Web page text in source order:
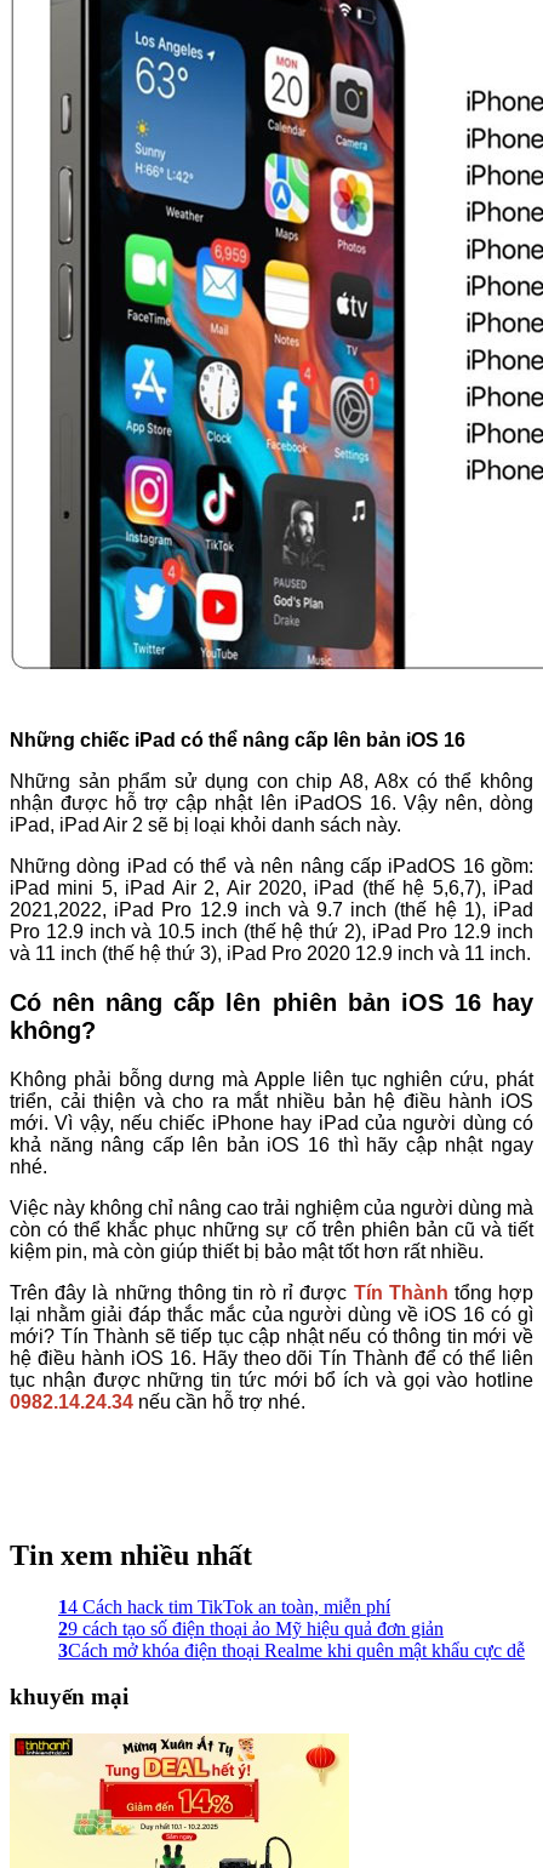
Những chiếc iPad có thể nâng cấp lên bản iOS 16
Những sản phẩm sử dụng con chip A8, A8x có thể không
nhận được hỗ trợ cập nhật lên iPadOS 16. Vậy nên, dòng
iPad, iPad Air 2 sẽ bị loại khỏi danh sách này.
Những dòng iPad có thể và nên nâng cấp iPadOS 16 gồm:
iPad mini 5, iPad Air 2, Air 2020, iPad (thế hệ 5,6,7), iPad
2021,2022, iPad Pro 12.9 inch và 9.7 inch (thế hệ 1), iPad
Pro 12.9 inch và 10.5 inch (thế hệ thứ 2), iPad Pro 12.9 inch
và 11 inch (thế hệ thứ 3), iPad Pro 2020 12.9 inch và 11 inch.
Có nên nâng cấp lên phiên bản iOS 16 hay
không?
Không phải bỗng dưng mà Apple liên tục nghiên cứu, phát
triển, cải thiện và cho ra mắt nhiều bản hệ điều hành iOS
mới. Vì vậy, nếu chiếc iPhone hay iPad của người dùng có
khả năng nâng cấp lên bản iOS 16 thì hãy cập nhật ngay
nhé.
Việc này không chỉ nâng cao trải nghiệm của người dùng mà
còn có thể khắc phục những sự cố trên phiên bản cũ và tiết
kiệm pin, mà còn giúp thiết bị bảo mật tốt hơn rất nhiều.
Trên đây là những thông tin rò rỉ được Tín Thành tổng hợp
lại nhằm giải đáp thắc mắc của người dùng về iOS 16 có gì
mới? Tín Thành sẽ tiếp tục cập nhật nếu có thông tin mới về
hệ điều hành iOS 16. Hãy theo dõi Tín Thành để có thể liên
tục nhận được những tin tức mới bổ ích và gọi vào hotline
0982.14.24.34 nếu cần hỗ trợ nhé.
Tin xem nhiều nhất
14 Cách hack tim TikTok an toàn, miễn phí
29 cách tạo số điện thoại ảo Mỹ hiệu quả đơn giản
3Cách mở khóa điện thoại Realme khi quên mật khẩu cực dễ
khuyến mại